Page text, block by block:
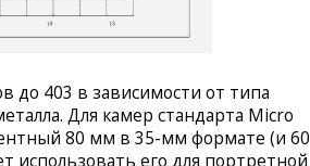
до 403 в зависимости от типа
Для камер стандарта Micro
80 мм в 35-мм формате (и 60
использовать его для портретной